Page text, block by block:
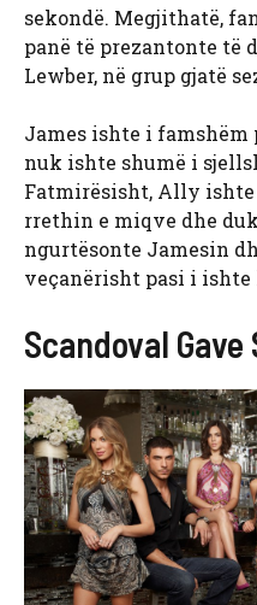
sekondë. Megjithatë,
panë të prezantonte të
Lewber, në grup gjatë
James ishte i famshëm
nuk ishte shumë i
Fatmirësisht, Ally ishte
rrethin e miqve dhe
ngurtësonte Jamesin
veçanërisht pasi i ishte
Scandoval Gave